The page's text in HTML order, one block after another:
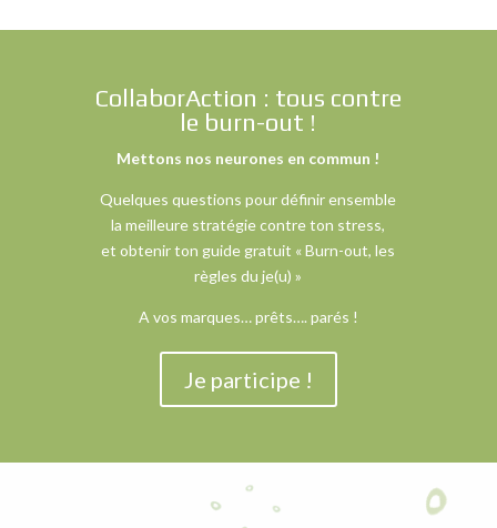
CollaborAction : tous contre
le burn-out !
Mettons nos neurones en commun !
Quelques questions pour définir ensemble
la meilleure stratégie contre ton stress,
et obtenir ton guide gratuit « Burn-out, les
règles du je(u) »
A vos marques… prêts…. parés !
Je participe !